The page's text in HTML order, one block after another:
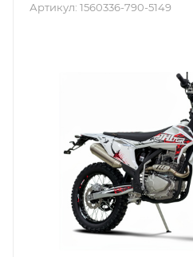
Артикул: 1560336-790-5149